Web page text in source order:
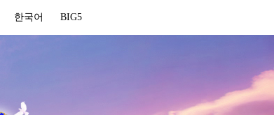
한국어 BIG5